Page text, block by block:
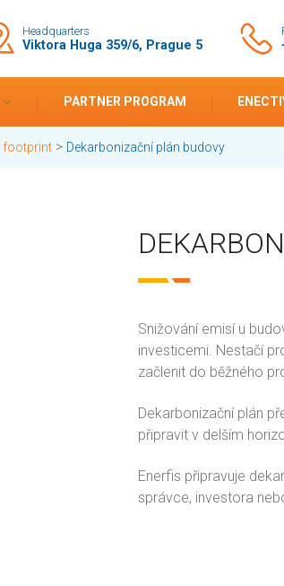
Headquarters
Viktora Huga 359/6, Prague 5
PARTNER PROGRAM
footprint > Dekarbonizační plán budovy
Snižování emisí u
investicemi. Nestačí
začlenit do běžného
Dekarbonizační plán
připravit v delším
Enerfis připravuje
správce, investora